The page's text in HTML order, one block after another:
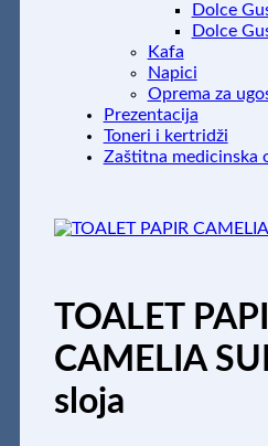
Dolce
Dolce
Kafa
Napici
Oprema za
Prezentacija
Toneri i kertridži
Zaštitna medicinska
TOALET
CAMELIA
sloja